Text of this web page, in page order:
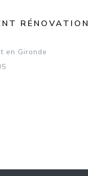
RÉNOVATION
en Gironde